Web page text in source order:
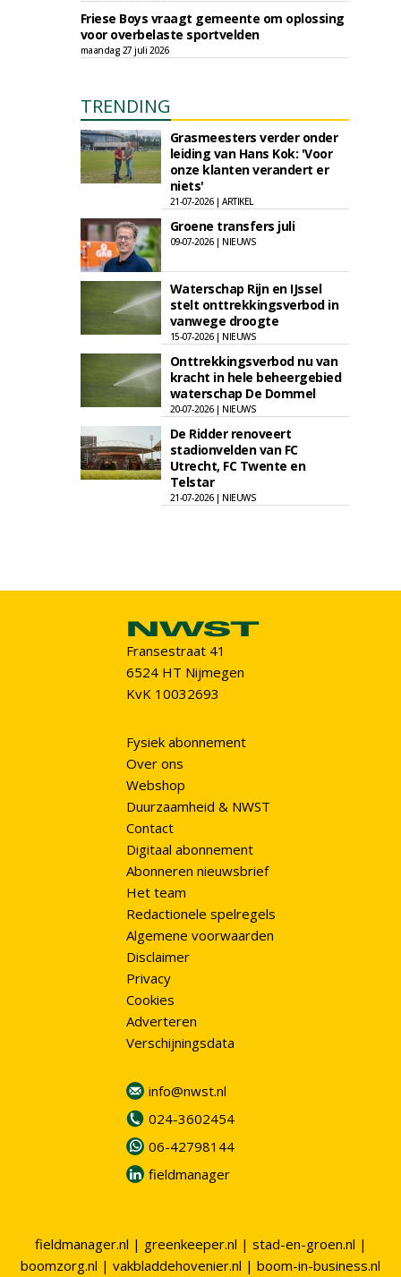
Friese Boys vraagt gemeente om oplossing
voor overbelaste sportvelden
maandag 27 juli 2026
TRENDING
Grasmeesters verder onder
leiding van Hans Kok: 'Voor
onze klanten verandert er
niets'
21-07-2026 | ARTIKEL
Groene transfers juli
09-07-2026 | NIEUWS
Waterschap Rijn en IJssel
stelt onttrekkingsverbod in
vanwege droogte
15-07-2026 | NIEUWS
Onttrekkingsverbod nu van
kracht in hele beheergebied
waterschap De Dommel
20-07-2026 | NIEUWS
De Ridder renoveert
stadionvelden van FC
Utrecht, FC Twente en
Telstar
21-07-2026 | NIEUWS
Fransestraat 41
6524 HT Nijmegen
KvK 10032693
Fysiek abonnement
Over ons
Webshop
Duurzaamheid & NWST
Contact
Digitaal abonnement
Abonneren nieuwsbrief
Het team
Redactionele spelregels
Algemene voorwaarden
Disclaimer
Privacy
Cookies
Adverteren
Verschijningsdata
info@nwst.nl
024-3602454
06-42798144
fieldmanager
fieldmanager.nl | greenkeeper.nl | stad-en-groen.nl |
boomzorg.nl | vakbladdehovenier.nl | boom-in-business.nl